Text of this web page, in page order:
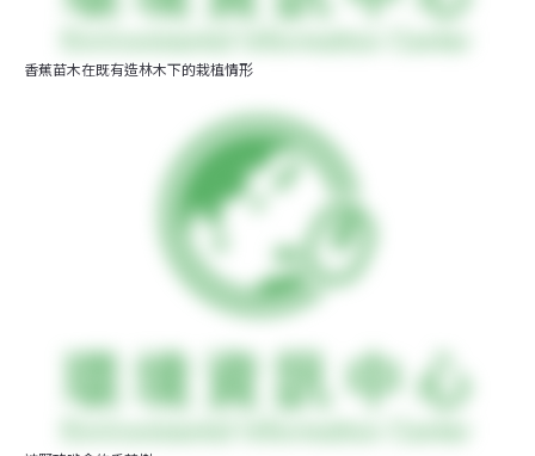
香蕉苗木在既有造林木下的栽植情形